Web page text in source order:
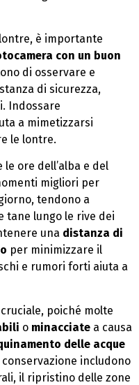
è importante
con un buon
di osservare e
di sicurezza,
Indossare
a mimetizzarsi
le lontre.
ore dell’alba e del
migliori per
tendono a
tane lungo le rive dei
una distanza di
per minimizzare il
e rumori forti aiuta a
poiché molte
o minacciate a causa
delle acque
conservazione includono
il ripristino delle zone